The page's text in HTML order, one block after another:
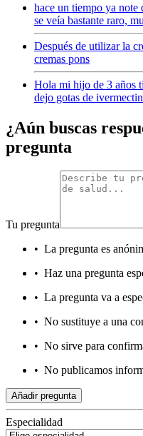
hace un tiempo ya note
se veía bastante raro,
Después de utilizar la
cremas pons
Hola mi hijo de 3 años
dejo gotas de
¿Aún buscas
pregunta
Tu pregunta
• La pregunta es
• Haz una pregunta
• La pregunta va a
• No sustituye a una
• No sirve para
• No publicamos
Añadir pregunta
Especialidad